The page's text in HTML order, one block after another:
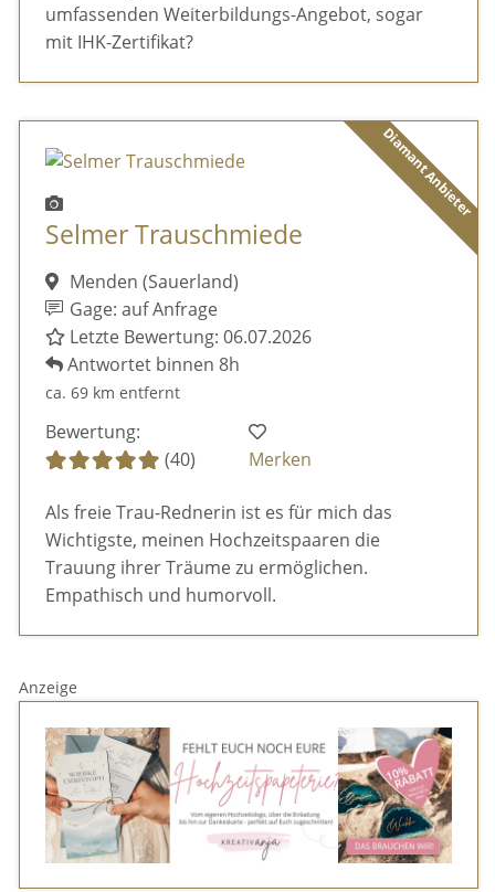
umfassenden Weiterbildungs-Angebot, sogar
mit IHK-Zertifikat?
Diamant Anbieter
Selmer Trauschmiede
Menden (Sauerland)
Gage: auf Anfrage
Letzte Bewertung: 06.07.2026
Antwortet binnen 8h
ca. 69 km entfernt
Bewertung:
(40)
Merken
Als freie Trau-Rednerin ist es für mich das
Wichtigste, meinen Hochzeitspaaren die
Trauung ihrer Träume zu ermöglichen.
Empathisch und humorvoll.
Anzeige